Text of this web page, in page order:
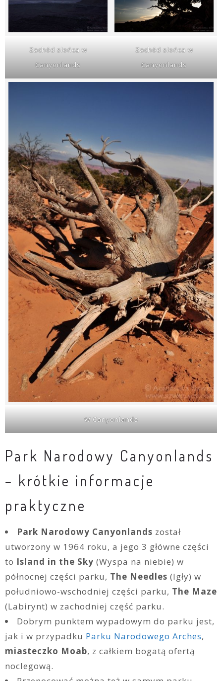
Zachód słońca w
Canyonlands
Zachód słońca w
Canyonlands
W Canyonlands
Park Narodowy Canyonlands
– krótkie informacje
praktyczne
Park Narodowy Canyonlands został
utworzony w 1964 roku, a jego 3 główne części
to Island in the Sky (Wyspa na niebie) w
północnej części parku, The Needles (Igły) w
południowo-wschodniej części parku, The Maze
(Labirynt) w zachodniej część parku.
Dobrym punktem wypadowym do parku jest,
jak i w przypadku Parku Narodowego Arches,
miasteczko Moab, z całkiem bogatą ofertą
noclegową.